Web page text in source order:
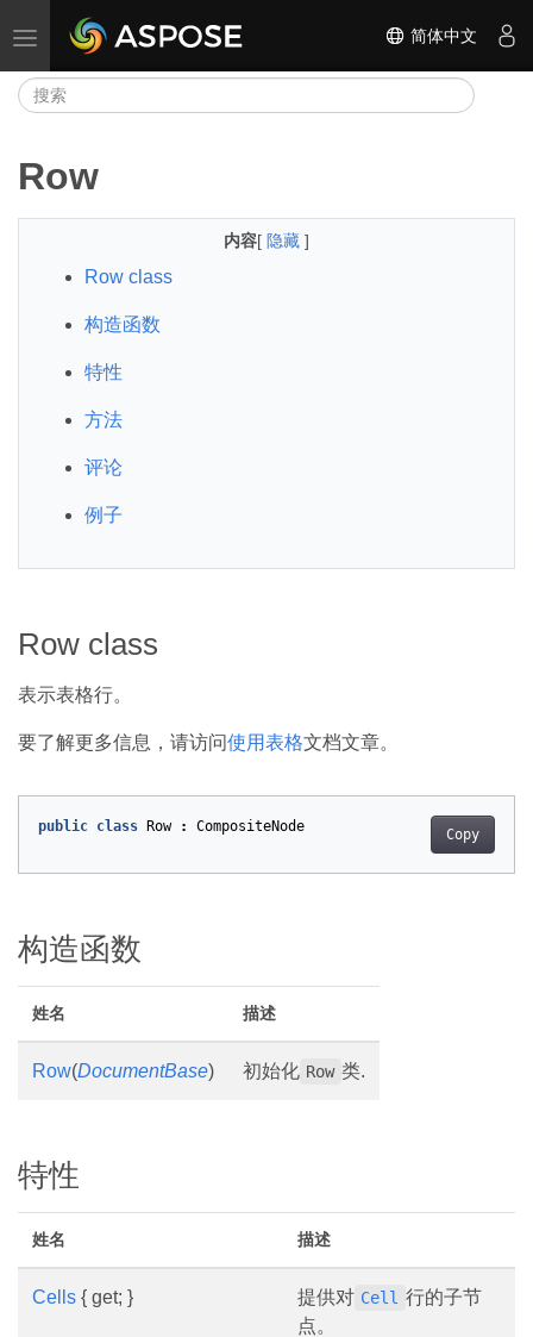
切换导航 简体中文
Row
内容[ 隐藏 ]
Row class
构造函数
特性
方法
评论
例子
Row class
表示表格行。
要了解更多信息，请访问使用表格文档文章。
Copy
public class Row : CompositeNode
构造函数
姓名 描述
Row(DocumentBase) 初始化 Row 类.
特性
姓名 描述
Cells { get; } 提供对 Cell 行的子节
点。